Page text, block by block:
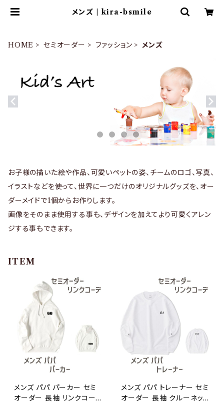
メンズ | kira-bsmile
HOME セミオーダー ファッション メンズ
お子様の描いた絵や作品、可愛いペットの姿、チームのロゴ、写真、
イラストなどを使って、世界に一つだけのオリジナルグッズを、オー
ダーメイドで1個からお作りします。
画像をそのまま使用する事も、デザインを加えてより可愛くアレン
ジする事もできます。
ITEM
メンズ パパ パーカー セミ
オーダー 長袖 リンクコーデ
メンズ パパ トレーナー セミ
オーダー 長袖 クルーネッ